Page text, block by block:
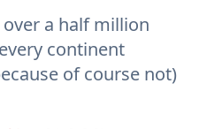
over a half million
continent
of course not)